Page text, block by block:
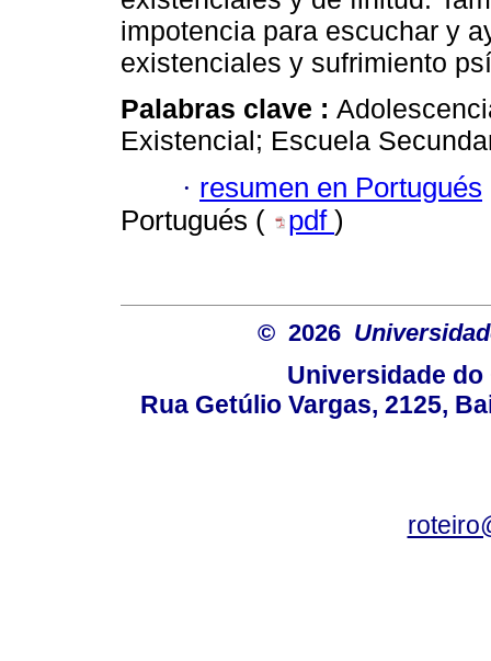
impotencia para escuchar y
existenciales y sufrimiento
Palabras clave :
Existencial; Escuela
· resumen en Portugués
Portugués (
pdf )
© 2026
Universidade do
Rua Getúlio Vargas, 2125,